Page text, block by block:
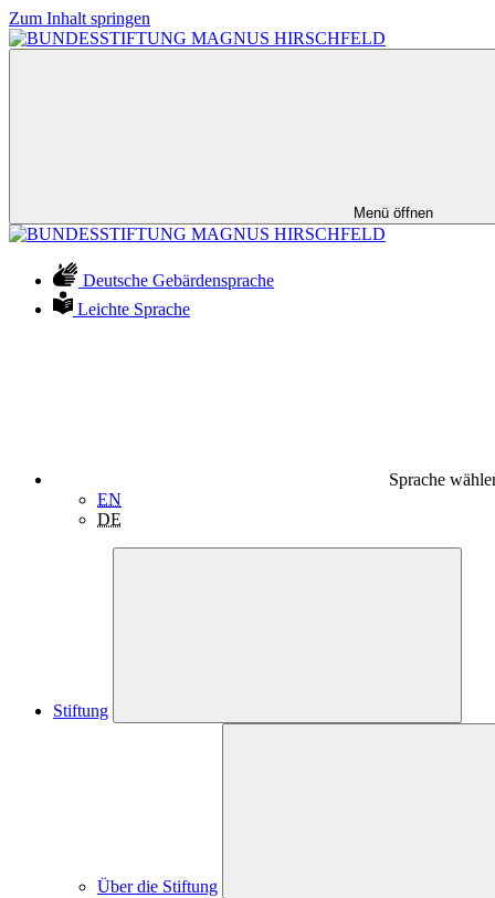
Zum Inhalt springen
Menü öffnen
Deutsche Gebärdensprache
Leichte Sprache
Sprache
EN
DE
Stiftung
Über die Stiftung